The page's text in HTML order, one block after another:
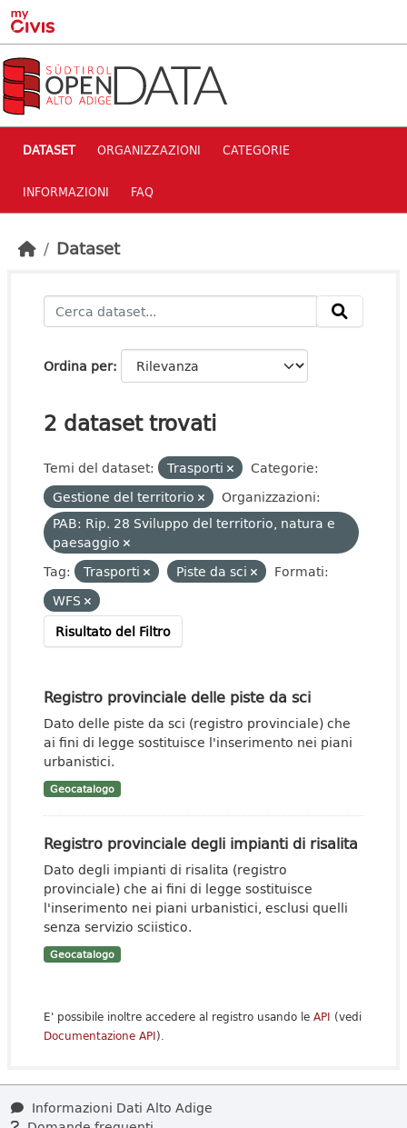
Skip to main content
DATASET ORGANIZZAZIONI CATEGORIE
INFORMAZIONI FAQ
Dataset
Ordina per
2 dataset trovati
Temi del dataset: Trasporti
Categorie:
Gestione del territorio
Organizzazioni:
PAB: Rip. 28 Sviluppo del territorio, natura e
paesaggio
Tag:
Trasporti Piste da sci
Formati:
WFS
Risultato del Filtro
Registro provinciale delle piste da sci
Dato delle piste da sci (registro provinciale) che
ai fini di legge sostituisce l'inserimento nei piani
urbanistici.
Geocatalogo
Registro provinciale degli impianti di risalita
Dato degli impianti di risalita (registro
provinciale) che ai fini di legge sostituisce
l'inserimento nei piani urbanistici, esclusi quelli
senza servizio sciistico.
Geocatalogo
E' possibile inoltre accedere al registro usando le API (vedi
Documentazione API).
Informazioni Dati Alto Adige